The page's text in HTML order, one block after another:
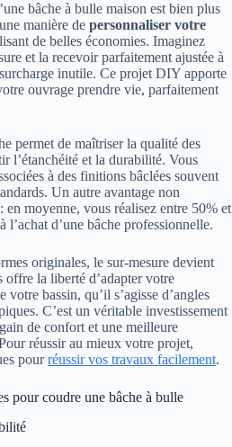
bâche à bulle maison est bien plus
manière de personnaliser votre
de belles économies. Imaginez
et la recevoir parfaitement ajustée à
inutile. Ce projet DIY apporte
ouvrage prendre vie, parfaitement
permet de maîtriser la qualité des
l’étanchéité et la durabilité. Vous
à des finitions bâclées souvent
Un autre avantage non
moyenne, vous réalisez entre 50% et
l’achat d’une bâche professionnelle.
originales, le sur-mesure devient
offre la liberté d’adapter votre
bassin, qu’il s’agisse d’angles
C’est un véritable investissement
de confort et une meilleure
réussir au mieux votre projet,
pourréussir vos travaux facilement.
pour coudre une bâche à bulle